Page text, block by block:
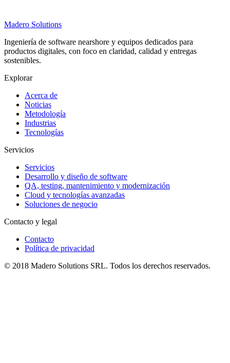
Madero Solutions
Ingeniería de software nearshore y equipos dedicados para
productos digitales, con foco en claridad, calidad y entregas
sostenibles.
Explorar
Acerca de
Noticias
Metodología
Industrias
Tecnologías
Servicios
Servicios
Desarrollo y diseño de software
QA, testing, mantenimiento y modernización
Cloud y tecnologías avanzadas
Soluciones de negocio
Contacto y legal
Contacto
Política de privacidad
© 2018 Madero Solutions SRL. Todos los derechos reservados.